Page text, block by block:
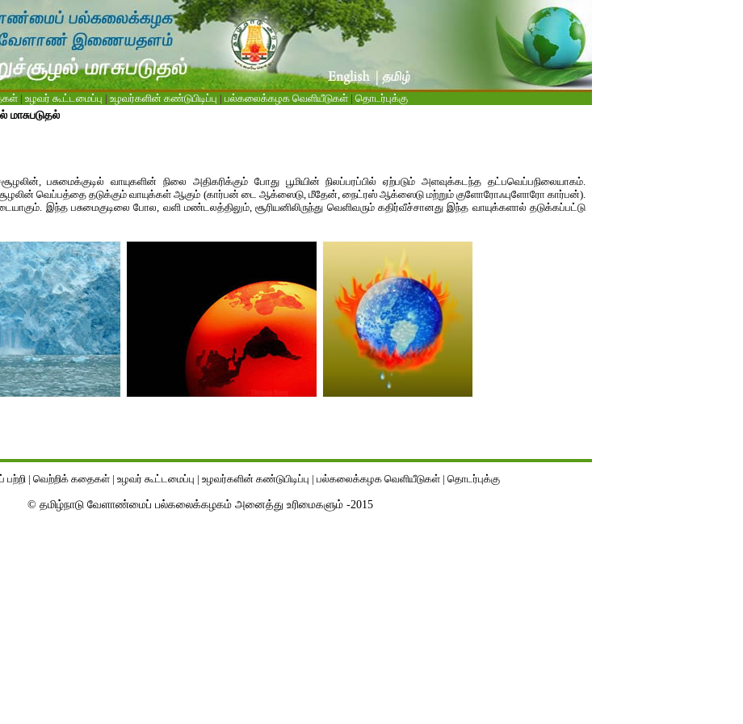
| உழவர் கூட்டமைப்பு | உழவர்களின் கண்டுபிடிப்பு | பல்கலைக்கழக வெளியீடுகள் | தொடர்புக்கு
பசுமைக்குடில் வாயுகளின் நிலை அதிகரிக்கும் போது பூமியின் நிலப்பரப்பில் ஏற்படும் அளவுக்கடந்த தட்பவெப்பநிலையாகம்.
வெப்பத்தை தடுக்கும் வாயுக்கள் ஆகும் (கார்பன் டை ஆக்ஸைடு, மீதேன், நைட்ரஸ் ஆக்ஸைடு மற்றும் குளோரோஃபுளோரோ கார்பன்).
இந்த பசுமைகுடிலை போல, வளி மண்டலத்திலும், சூரியனிலிருந்து வெளிவரும் கதிர்வீச்சானது இந்த வாயுக்களால் தடுக்கப்பட்டு
| வெற்றிக் கதைகள் | உழவர் கூட்டமைப்பு | உழவர்களின் கண்டுபிடிப்பு | பல்கலைக்கழக வெளியீடுகள் | தொடர்புக்கு
© தமிழ்நாடு வேளாண்மைப் பல்கலைக்கழகம் அனைத்து உரிமைகளும் -2015